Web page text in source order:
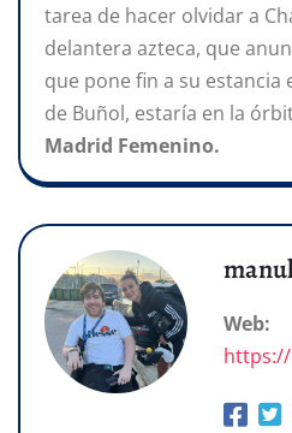
tarea de hacer olvidar a
delantera azteca, que
que pone fin a su estancia
de Buñol, estaría en la
Madrid Femenino.
Web: